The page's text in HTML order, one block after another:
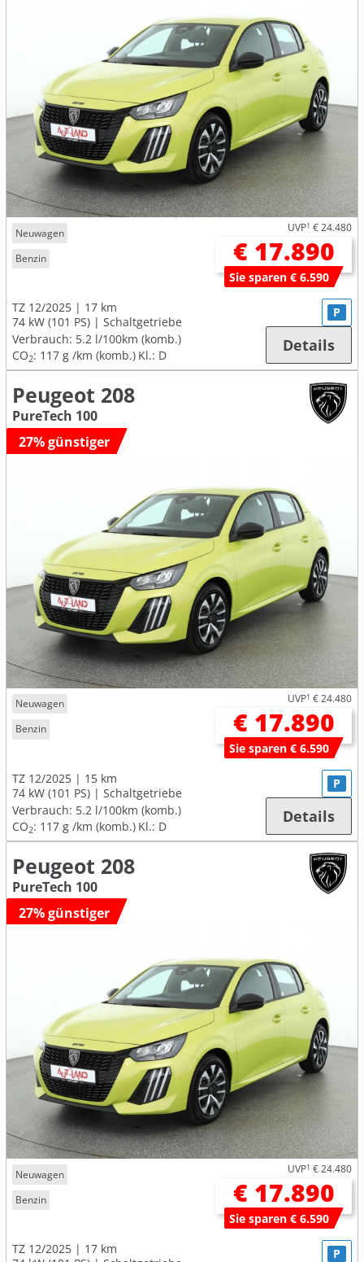
Neuwagen
Benzin
UVP1 € 24.480
€ 17.890
Sie sparen € 6.590
TZ 12/2025
17 km
74 kW (101 PS)
Schaltgetriebe
Verbrauch: 5.2 l/100km (komb.)
CO2: 117 g /km (komb.) Kl.: D
P
Details
Peugeot 208
PureTech 100
27% günstiger
Neuwagen
Benzin
UVP1 € 24.480
€ 17.890
Sie sparen € 6.590
TZ 12/2025
15 km
74 kW (101 PS)
Schaltgetriebe
Verbrauch: 5.2 l/100km (komb.)
CO2: 117 g /km (komb.) Kl.: D
P
Details
Peugeot 208
PureTech 100
27% günstiger
Neuwagen
Benzin
UVP1 € 24.480
€ 17.890
Sie sparen € 6.590
TZ 12/2025
17 km
P